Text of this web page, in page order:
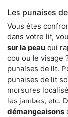
Les punaises
Vous êtes
dans votre lit,
sur la peau qui
cou ou le visage
punaises de lit.
punaises de lit
morsures
les jambes, etc.
démangeaisons